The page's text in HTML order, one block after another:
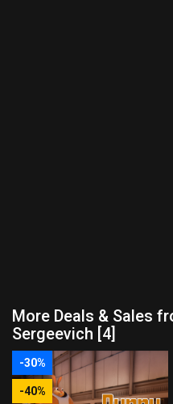
More Deals & Sales
Sergeevich [4]
-30%
-40%